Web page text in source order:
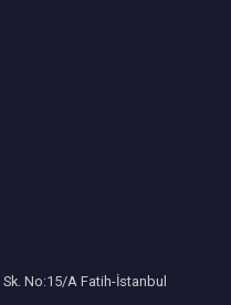
No:15/A Fatih-İstanbul